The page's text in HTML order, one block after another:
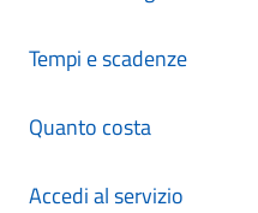
Tempi e scadenze
Quanto costa
Accedi al servizio